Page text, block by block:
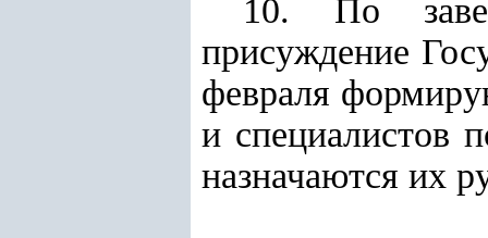
10. По
присуждение
февраля
и специалистов
назначаются их